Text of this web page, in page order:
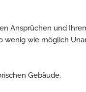
Ansprüchen und
wenig wie möglich
Gebäude.